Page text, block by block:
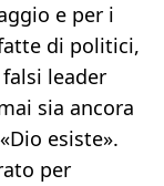
e per i
di politici,
leader
sia ancora
esiste».
per